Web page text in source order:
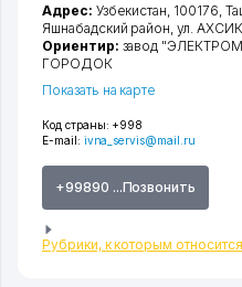
Код страны: +998
E-mail: ivna_servis@mail.ru
+99890 ...Позвонить
Рубрики, к которым
Адрес: Узбекистан, 100176,
Яшнабадский район ,ул.
Ориентир: завод
ГОРОДОК
Показать на карте